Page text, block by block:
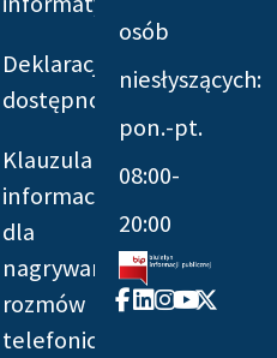
Deklaracja
dostępności
Klauzula
informacyjna
dla
nagrywania
rozmów
telefonicznych
osób
niesłyszących:
pon.-pt.
08:00-
20:00
Facebook-
f
Linkedin
Instagram
Youtube
X-
twitter